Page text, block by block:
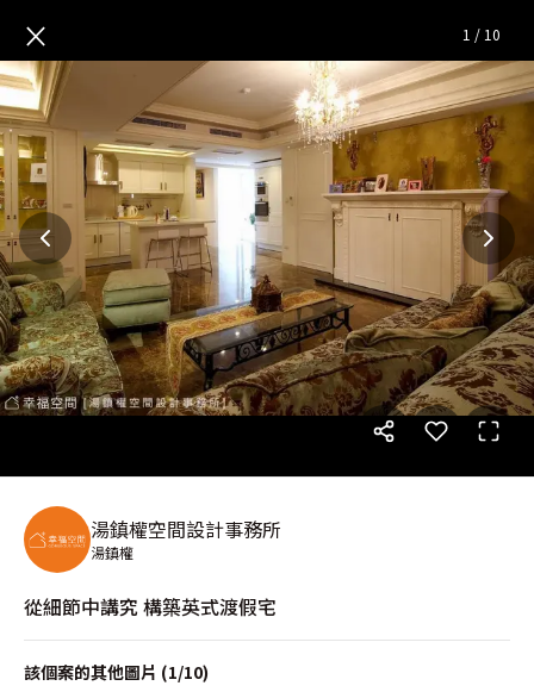
從細節中講究 構築英式渡假宅
× 1 / 10
湯鎮權空間設計事務所
湯鎮權
從細節中講究 構築英式渡假宅
該個案的其他圖片 (1/10)